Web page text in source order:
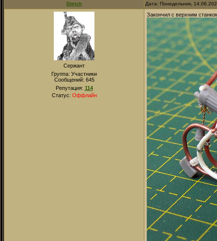
Ditrich Дата: Понедельник,
Сержант
Группа: Участники
Сообщений: 645
Репутация: 114
Статус: Оффлайн
Закончил с верхним